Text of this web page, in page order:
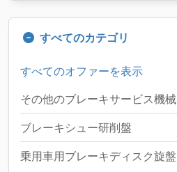
すべてのカテゴリ
すべてのオファーを表示
その他のブレーキサービス機械
ブレーキシュー研削盤
乗用車用ブレーキディスク旋盤